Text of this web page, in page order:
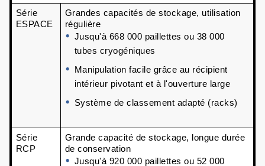
Série
ESPACE
Grandes capacités de stockage, utilisation
régulière
Jusqu'à 668 000 paillettes ou 38 000
tubes cryogéniques
Manipulation facile grâce au récipient
intérieur pivotant et à l'ouverture large
Système de classement adapté (racks)
Série
RCP
Grande capacité de stockage, longue durée
de conservation
Jusqu'à 920 000 paillettes ou 52 000